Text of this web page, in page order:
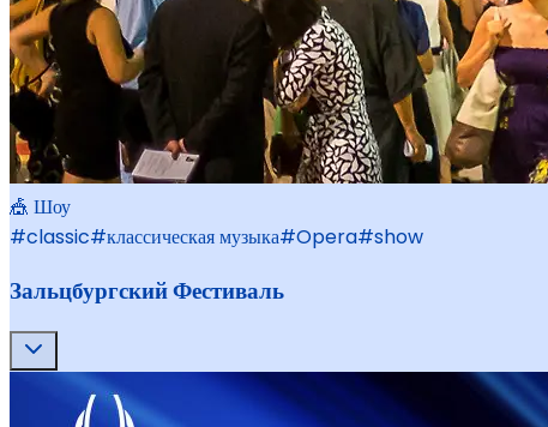
🎪 Шоу
#classic#классическая музыка#Opera#show
Зальцбургский Фестиваль